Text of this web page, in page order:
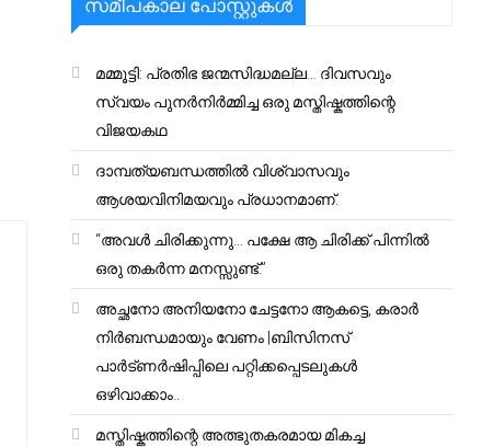
സമീപകാല പോസ്റ്റുകൾ
മമ്മൂട്ടി: പ്രതിഭ ജന്മസിദ്ധമല്ല… ദിവസവും
സ്വയം പുനർനിർമ്മിച്ച ഒരു മസ്തിഷ്കത്തിന്റെ
വിജയകഥ
ദാമ്പത്യബന്ധത്തിൽ വിശ്വാസവും
ആശയവിനിമയവും പ്രധാനമാണ്.
“അവൾ ചിരിക്കുന്നു… പക്ഷേ ആ ചിരിക്ക് പിന്നിൽ
ഒരു തകർന്ന മനസ്സുണ്ട്.”
അച്ഛനോ അനിയനോ ചേട്ടനോ ആകട്ടെ, കരാർ
നിർബന്ധമായും വേണം |ബിസിനസ്
പാർട്ണർഷിപ്പിലെ പറ്റിക്കപ്പെടലുകൾ
ഒഴിവാക്കാം..
മസ്തിഷ്കത്തിന്റെ അത്ഭുതകരമായ മികച്ച